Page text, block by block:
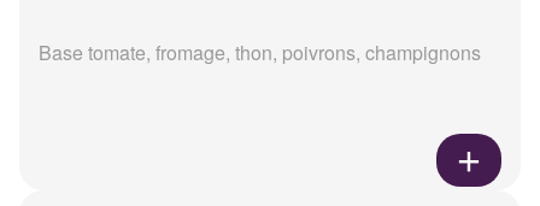
Base tomate, fromage, thon, poivrons, champignons